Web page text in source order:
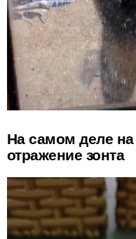
На самом деле на
отражение зонта